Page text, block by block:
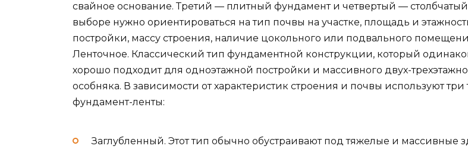
свайное основание. Третий — плитный фундамент и четвертый —
выборе нужно ориентироваться на тип почвы на участке, площадь и
постройки, массу строения, наличие цокольного или подвального
Ленточное. Классический тип фундаментной конструкции, который
хорошо подходит для одноэтажной постройки и массивного двух-
особняка. В зависимости от характеристик строения и почвы используют три
фундамент-ленты:
Заглубленный. Этот тип обычно обустраивают под тяжелые и массивные